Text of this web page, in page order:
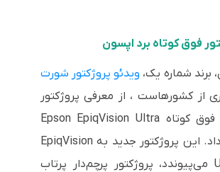
فوق کوتاه برد اپسون
برند شماره یک، ویدئو پروژکتور شورت
از کشورهاست ، از معرفی پروژکتور
جدید پرتاب فوق کوتاه Epson EpiqVision Ultra
LS650 خبر داد. این پروژکتور جدید به EpiqVision
Ultra LS800 می‌پیوندد، پروژکتور پرچم‌دار پرتاب